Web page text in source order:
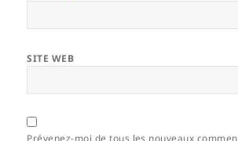
SITE WEB
Prévenez-moi de tous les nouveaux